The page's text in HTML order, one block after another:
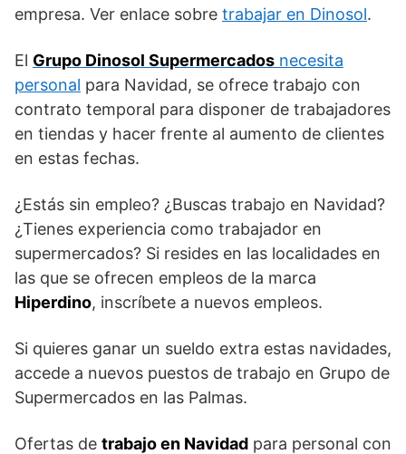
empresa. Ver enlace sobre trabajar en Dinosol.
El Grupo Dinosol Supermercados necesita
personal para Navidad, se ofrece trabajo con
contrato temporal para disponer de trabajadores
en tiendas y hacer frente al aumento de clientes
en estas fechas.
¿Estás sin empleo? ¿Buscas trabajo en Navidad?
¿Tienes experiencia como trabajador en
supermercados? Si resides en las localidades en
las que se ofrecen empleos de la marca
Hiperdino, inscríbete a nuevos empleos.
Si quieres ganar un sueldo extra estas navidades,
accede a nuevos puestos de trabajo en Grupo de
Supermercados en las Palmas.
Ofertas de trabajo en Navidad para personal con